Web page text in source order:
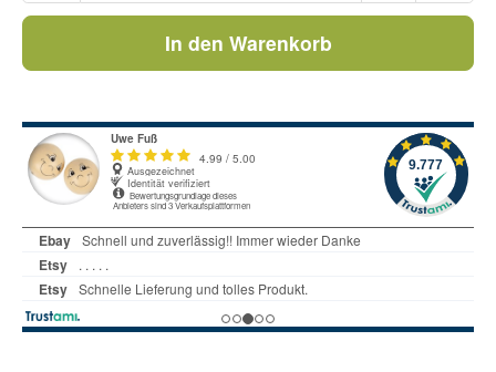
In den Warenkorb